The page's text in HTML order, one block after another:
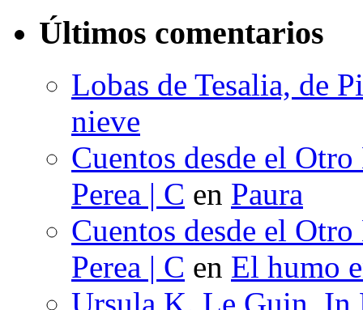
Últimos comentarios
Lobas de Tesalia, de
nieve
Cuentos desde el
Perea | C en Paura
Cuentos desde el
Perea | C en El humo